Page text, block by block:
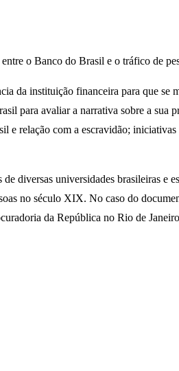
o Banco do Brasil e o tráfico de
da instituição financeira para que se
para avaliar a narrativa sobre a sua
relação com a escravidão;
universidades brasileiras e
no século XIX. No caso do
da República no Rio de